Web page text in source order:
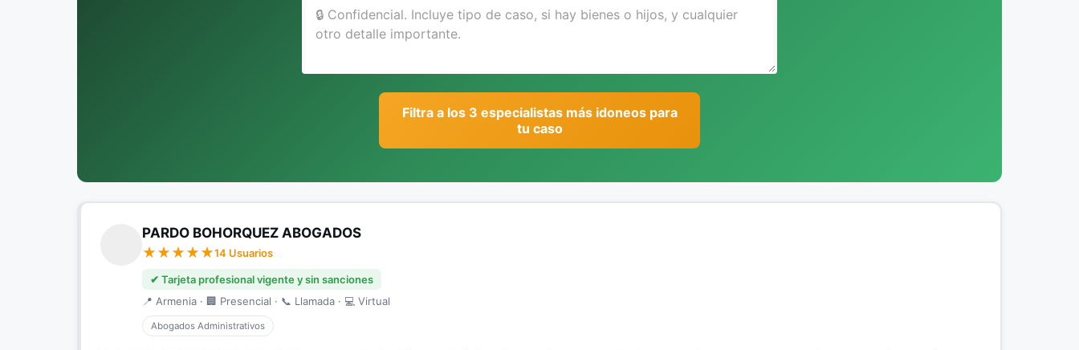
Filtra a los 3 especialistas más idoneos para
tu caso
PARDO BOHORQUEZ ABOGADOS
14 Usuarios
✔ Tarjeta profesional vigente y sin sanciones
📍 Armenia · 🏢 Presencial · 📞 Llamada · 💻 Virtual
Abogados Administrativos